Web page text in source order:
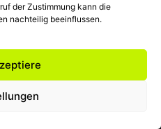
der Zustimmung kann die
nachteilig beeinflussen.